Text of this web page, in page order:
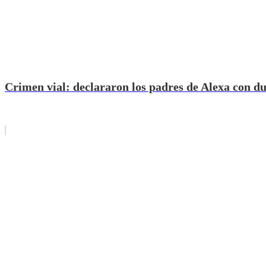
Crimen vial: declararon los padres de Alexa con